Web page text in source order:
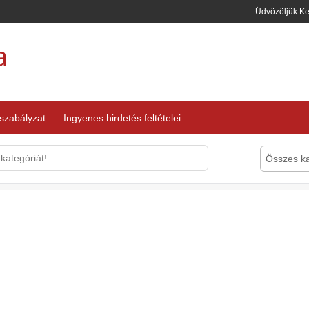
Üdvözöljük
Ingyenes hirdetés feltételei
Összes